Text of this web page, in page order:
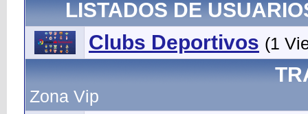
LISTADOS DE
Clubs Deportivos (1
Zona Vip